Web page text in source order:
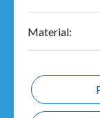
Material: